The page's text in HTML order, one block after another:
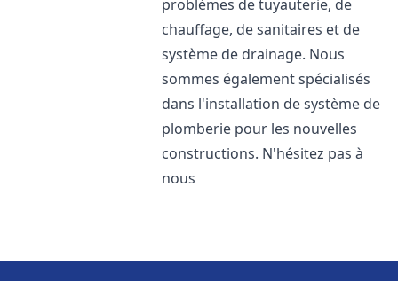
problèmes de tuyauterie, de
chauffage, de sanitaires et de
système de drainage. Nous
sommes également spécialisés
dans l'installation de système de
plomberie pour les nouvelles
constructions. N'hésitez pas à
nous